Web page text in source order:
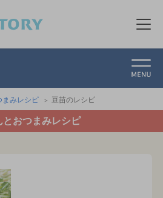
メ
まみレシピ 豆苗のレシピ
とおつまみレシピ